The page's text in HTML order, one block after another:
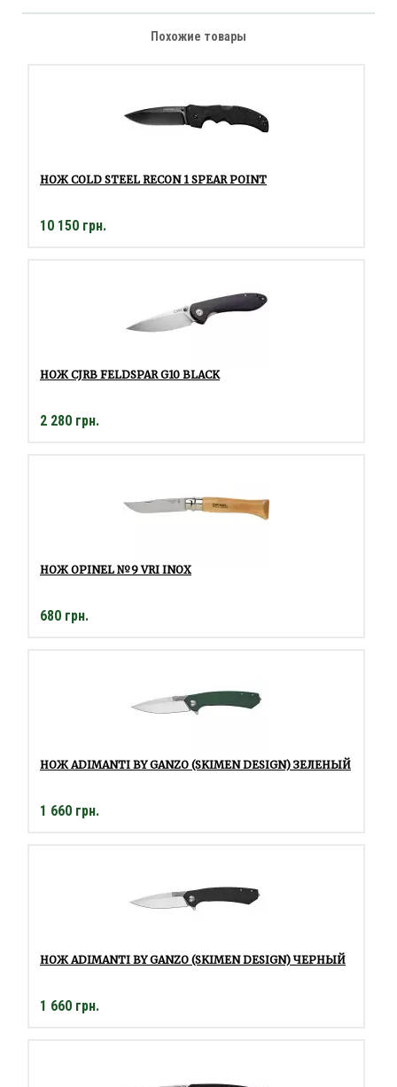
Похожие товары
НОЖ COLD STEEL RECON 1 SPEAR POINT
10 150 грн.
НОЖ CJRB FELDSPAR G10 BLACK
2 280 грн.
НОЖ OPINEL №9 VRI INOX
680 грн.
НОЖ ADIMANTI BY GANZO (SKIMEN DESIGN) ЗЕЛЕНЫЙ
1 660 грн.
НОЖ ADIMANTI BY GANZO (SKIMEN DESIGN) ЧЕРНЫЙ
1 660 грн.